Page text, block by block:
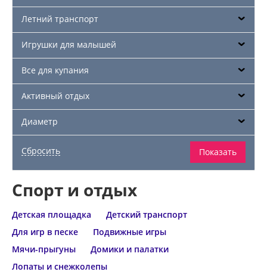
Летний транспорт
Игрушки для малышей
Все для купания
Активный отдых
Диаметр
Спорт и отдых
Детская площадка
Детский транспорт
Для игр в песке
Подвижные игры
Мячи-прыгуны
Домики и палатки
Лопаты и снежколепы